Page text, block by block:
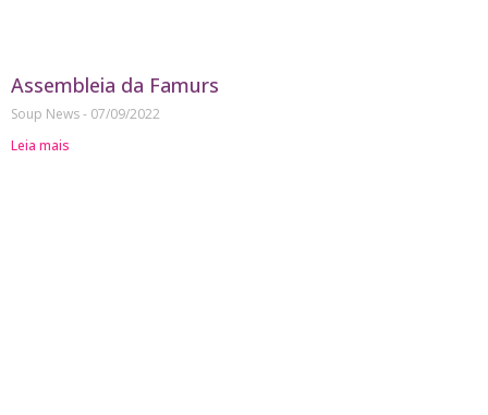
Assembleia da Famurs
Soup News
07/09/2022
Leia mais